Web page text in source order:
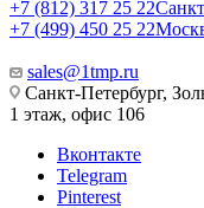
+7 (812) 317 25 22
+7 (499) 450 25 22
sales@1tmp.ru
Санкт-Петербург,
1 этаж, офис 106
Вконтакте
Telegram
Pinterest